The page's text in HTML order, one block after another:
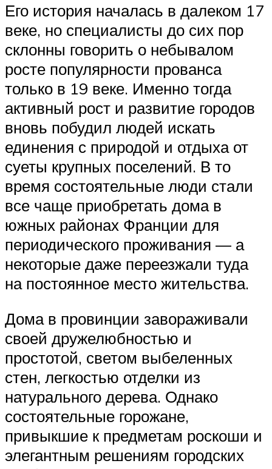
Его история началась в далеком 17
веке, но специалисты до сих пор
склонны говорить о небывалом
росте популярности прованса
только в 19 веке. Именно тогда
активный рост и развитие городов
вновь побудил людей искать
единения с природой и отдыха от
суеты крупных поселений. В то
время состоятельные люди стали
все чаще приобретать дома в
южных районах Франции для
периодического проживания — а
некоторые даже переезжали туда
на постоянное место жительства.
Дома в провинции завораживали
своей дружелюбностью и
простотой, светом выбеленных
стен, легкостью отделки из
натурального дерева. Однако
состоятельные горожане,
привыкшие к предметам роскоши и
элегантным решениям городских